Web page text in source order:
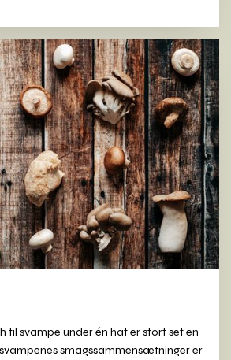
til svampe under én hat er stort set en
smagssammensætninger er